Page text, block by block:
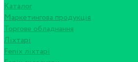
Каталог
Маркетингова продукція
Торгове обладнання
Ліхтарі
Fenix ліхтарі